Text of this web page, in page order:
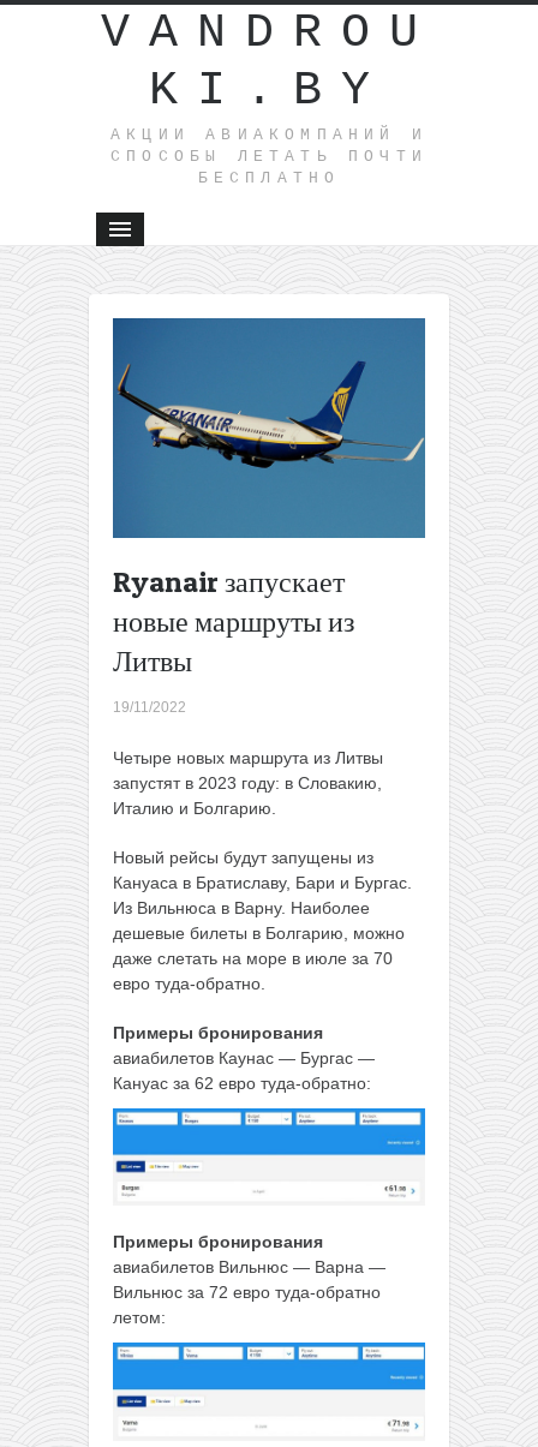
VANDROU
KI.BY
АКЦИИ АВИАКОМПАНИЙ И
СПОСОБЫ ЛЕТАТЬ ПОЧТИ
БЕСПЛАТНО
Ryanair запускает
новые маршруты из
Литвы
19/11/2022
Четыре новых маршрута из Литвы
запустят в 2023 году: в Словакию,
Италию и Болгарию.
Новый рейсы будут запущены из
Кануаса в Братиславу, Бари и Бургас.
Из Вильнюса в Варну. Наиболее
дешевые билеты в Болгарию, можно
даже слетать на море в июле за 70
евро туда-обратно.
Примеры бронирования
авиабилетов Каунас — Бургас —
Кануас за 62 евро туда-обратно:
Примеры бронирования
авиабилетов Вильнюс — Варна —
Вильнюс за 72 евро туда-обратно
летом:
На
Гран-
Канарию
из
Варшавы
всего за
110€
обратно